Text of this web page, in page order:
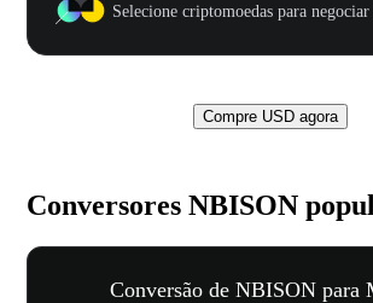
Selecione criptomoedas para
Compre USD agora
Conversores NBISON
Conversão de NBISON para